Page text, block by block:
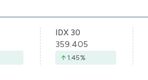
IDX 30
359.405
1.45%